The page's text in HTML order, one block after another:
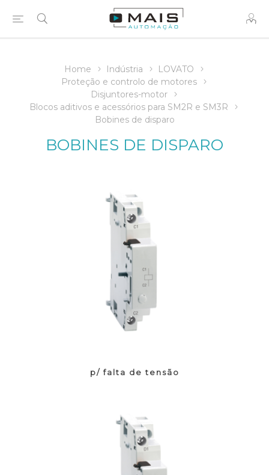
Home Indústria
LOVATO
Proteção e controlo de motores
Disjuntores-motor
Blocos aditivos e acessórios para SM2R e SM3R
Bobines de disparo
BOBINES DE DISPARO
p/ falta de tensão